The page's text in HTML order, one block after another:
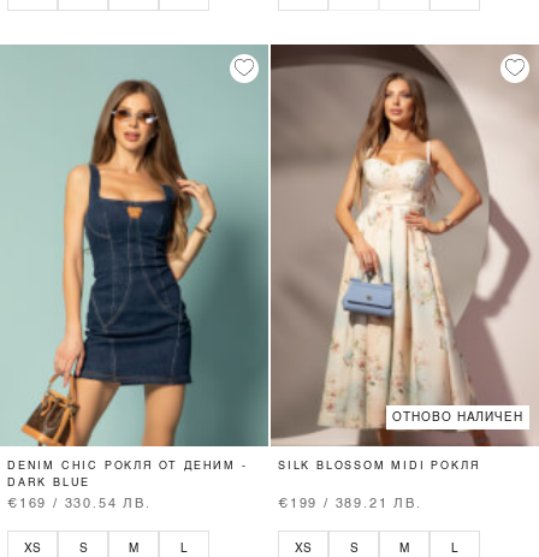
DENIM CHIC РОКЛЯ ОТ ДЕНИМ -
DARK BLUE
€169 / 330.54 ЛВ.
XS S M L
ОТНОВО НАЛИЧЕН
SILK BLOSSOM MIDI РОКЛЯ
€199 / 389.21 ЛВ.
XS S M L